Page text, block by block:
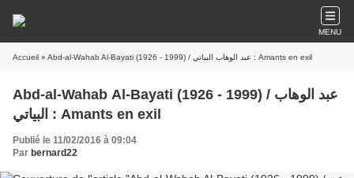
MENU
Accueil » Abd-al-Wahab Al-Bayati (1926 - 1999) / عبد الوهاب البياتي : Amants en exil
Abd-al-Wahab Al-Bayati (1926 - 1999) / عبد الوهاب
البياتي : Amants en exil
Publié le 11/02/2016 à 09:04
Par bernard22